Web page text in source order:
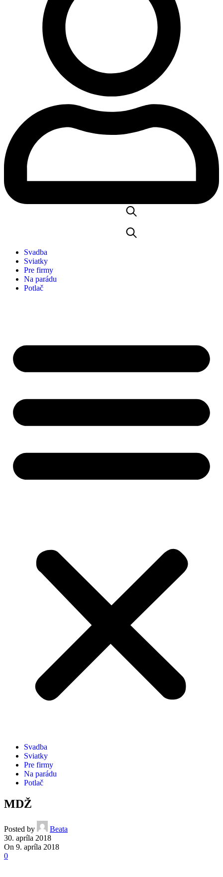
Svadba
Sviatky
Pre firmy
Na parádu
Potlač
Svadba
Sviatky
Pre firmy
Na parádu
Potlač
MDŽ
Posted by
Beata
30. apríla 2018
On 9. apríla 2018
0